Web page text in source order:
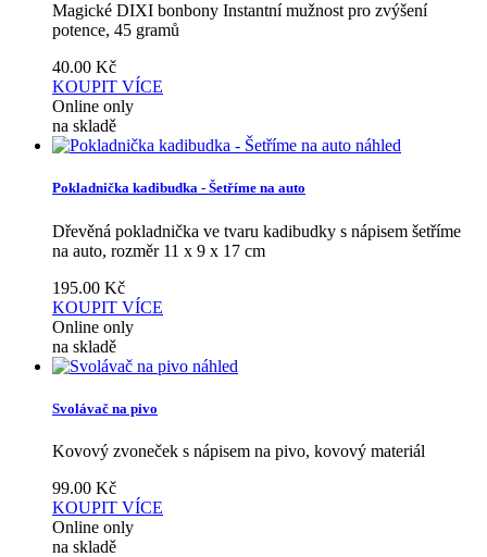
Magické DIXI bonbony Instantní mužnost pro zvýšení
potence, 45 gramů
40.00 Kč
KOUPIT VÍCE
Online only
na skladě
náhled
Pokladnička kadibudka - Šetříme na auto
Dřevěná pokladnička ve tvaru kadibudky s nápisem šetříme
na auto, rozměr 11 x 9 x 17 cm
195.00 Kč
KOUPIT VÍCE
Online only
na skladě
náhled
Svolávač na pivo
Kovový zvoneček s nápisem na pivo, kovový materiál
99.00 Kč
KOUPIT VÍCE
Online only
na skladě